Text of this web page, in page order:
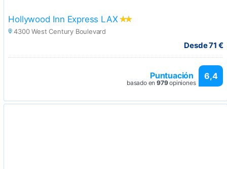
Hollywood Inn Express LAX
4300 West Century Boulevard
Desde 71 €
6,4
Puntuación
basado en 979opiniones